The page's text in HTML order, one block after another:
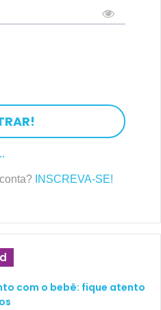
INSCREVA-SE!
com o bebê: fique atento